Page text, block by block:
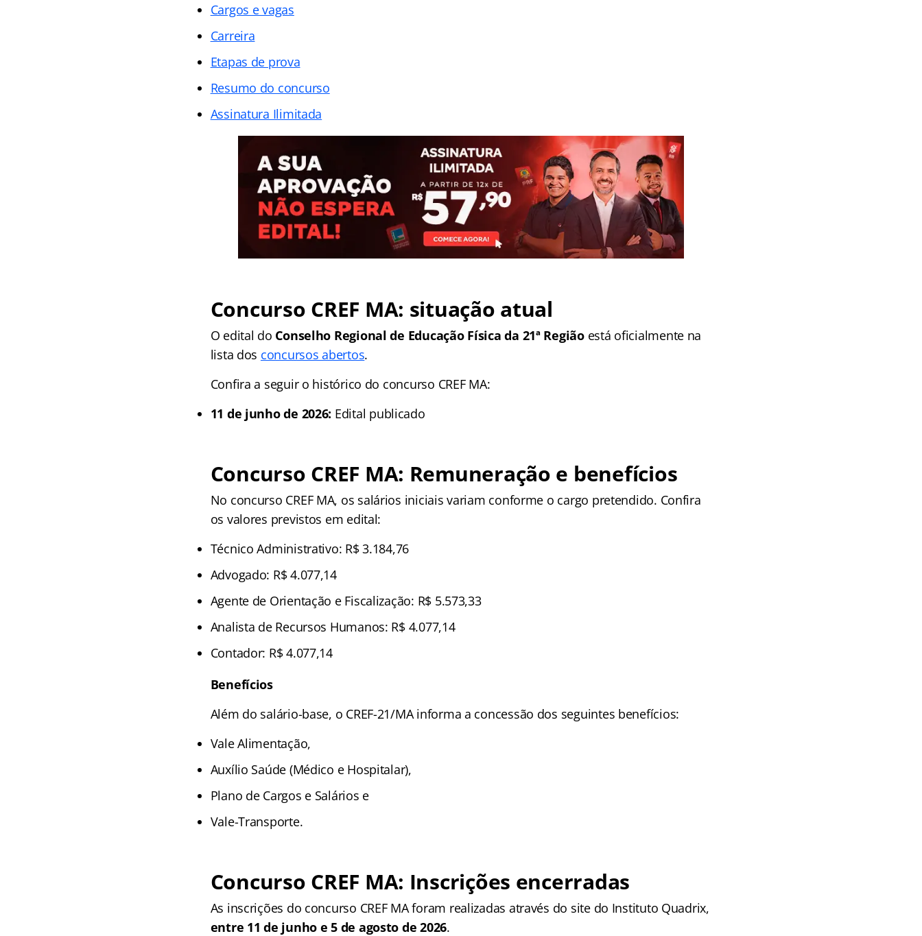
Cargos e vagas
Carreira
Etapas de prova
Resumo do concurso
Assinatura Ilimitada
Concurso CREF MA: situação atual
O edital do Conselho Regional de Educação Física da 21ª Região está oficialmente na
lista dos concursos abertos.
Confira a seguir o histórico do concurso CREF MA:
11 de junho de 2026: Edital publicado
Concurso CREF MA: Remuneração e benefícios
No concurso CREF MA, os salários iniciais variam conforme o cargo pretendido. Confira
os valores previstos em edital:
Técnico Administrativo: R$ 3.184,76
Advogado: R$ 4.077,14
Agente de Orientação e Fiscalização: R$ 5.573,33
Analista de Recursos Humanos: R$ 4.077,14
Contador: R$ 4.077,14
Benefícios
Além do salário-base, o CREF-21/MA informa a concessão dos seguintes benefícios:
Vale Alimentação,
Auxílio Saúde (Médico e Hospitalar),
Plano de Cargos e Salários e
Vale-Transporte.
Concurso CREF MA: Inscrições encerradas
As inscrições do concurso CREF MA foram realizadas através do site do Instituto Quadrix,
entre 11 de junho e 5 de agosto de 2026.